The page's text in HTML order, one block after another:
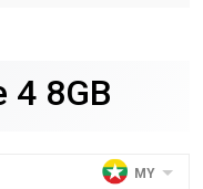
4 8GB
MY